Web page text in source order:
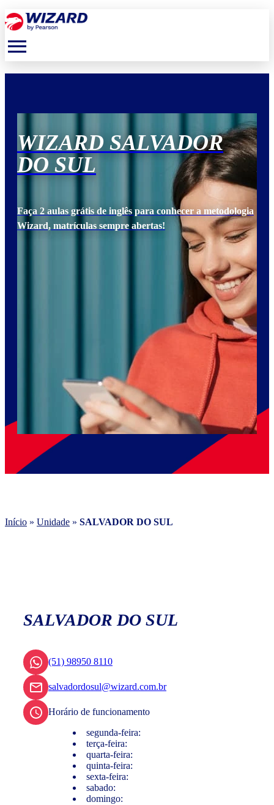
menu
WIZARD SALVADOR
DO SUL
Faça 2 aulas grátis de inglês para conhecer a metodologia
Wizard, matrículas sempre abertas!
Início » Unidade » SALVADOR DO SUL
SALVADOR DO SUL
(51) 98950 8110
salvadordosul@wizard.com.br
Horário de funcionamento
segunda-feira:
terça-feira:
quarta-feira:
quinta-feira:
sexta-feira:
sabado:
domingo: